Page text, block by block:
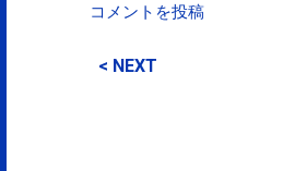
メ
コメントを投稿
< NEXT